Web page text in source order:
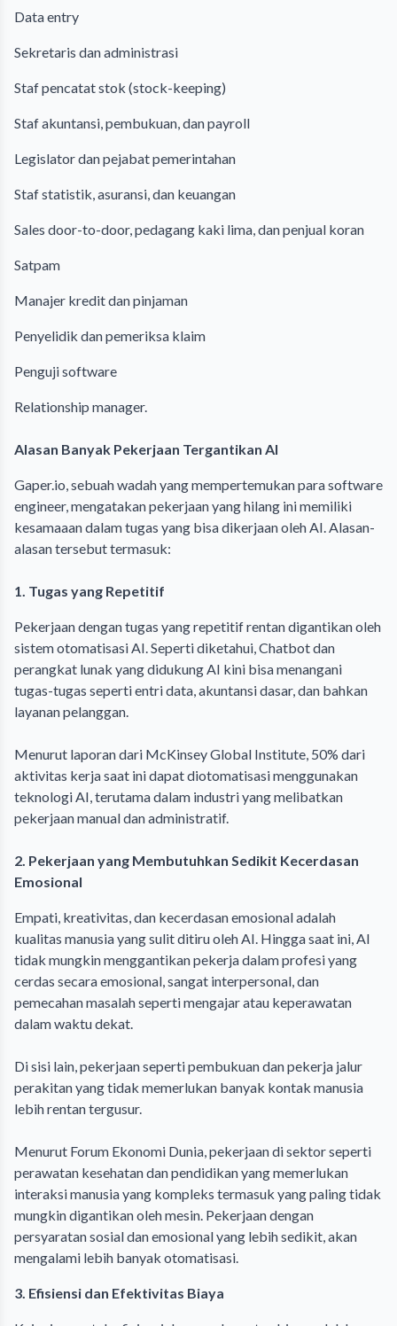
Data entry
Sekretaris dan administrasi
Staf pencatat stok (stock-keeping)
Staf akuntansi, pembukuan, dan payroll
Legislator dan pejabat pemerintahan
Staf statistik, asuransi, dan keuangan
Sales door-to-door, pedagang kaki lima, dan penjual koran
Satpam
Manajer kredit dan pinjaman
Penyelidik dan pemeriksa klaim
Penguji software
Relationship manager.
Alasan Banyak Pekerjaan Tergantikan AI
Gaper.io, sebuah wadah yang mempertemukan para software
engineer, mengatakan pekerjaan yang hilang ini memiliki
kesamaaan dalam tugas yang bisa dikerjaan oleh AI. Alasan-
alasan tersebut termasuk:
1. Tugas yang Repetitif
Pekerjaan dengan tugas yang repetitif rentan digantikan oleh
sistem otomatisasi AI. Seperti diketahui, Chatbot dan
perangkat lunak yang didukung AI kini bisa menangani
tugas-tugas seperti entri data, akuntansi dasar, dan bahkan
layanan pelanggan.
Menurut laporan dari McKinsey Global Institute, 50% dari
aktivitas kerja saat ini dapat diotomatisasi menggunakan
teknologi AI, terutama dalam industri yang melibatkan
pekerjaan manual dan administratif.
2. Pekerjaan yang Membutuhkan Sedikit Kecerdasan
Emosional
Empati, kreativitas, dan kecerdasan emosional adalah
kualitas manusia yang sulit ditiru oleh AI. Hingga saat ini, AI
tidak mungkin menggantikan pekerja dalam profesi yang
cerdas secara emosional, sangat interpersonal, dan
pemecahan masalah seperti mengajar atau keperawatan
dalam waktu dekat.
Di sisi lain, pekerjaan seperti pembukuan dan pekerja jalur
perakitan yang tidak memerlukan banyak kontak manusia
lebih rentan tergusur.
Menurut Forum Ekonomi Dunia, pekerjaan di sektor seperti
perawatan kesehatan dan pendidikan yang memerlukan
interaksi manusia yang kompleks termasuk yang paling tidak
mungkin digantikan oleh mesin. Pekerjaan dengan
persyaratan sosial dan emosional yang lebih sedikit, akan
mengalami lebih banyak otomatisasi.
3. Efisiensi dan Efektivitas Biaya